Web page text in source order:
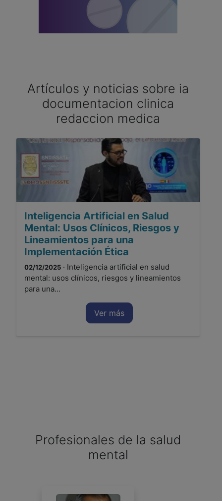
Artículos y noticias sobre ia
documentacion clinica
redaccion medica
Inteligencia Artificial en Salud
Mental: Usos Clínicos, Riesgos y
Lineamientos para una
Implementación Ética
02/12/2025 · Inteligencia artificial en salud
mental: usos clínicos, riesgos y lineamientos
para una...
Ver más
Profesionales de la salud
mental